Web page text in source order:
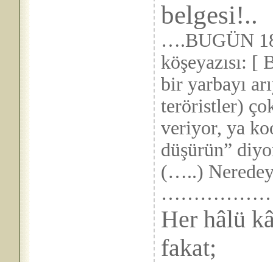
belgesi!..
….BUGÜN
köşeyazısı: [
bir yarbayı
teröristler)
veriyor, ya
düşürün”
(…..)
Her hâlü
fakat;